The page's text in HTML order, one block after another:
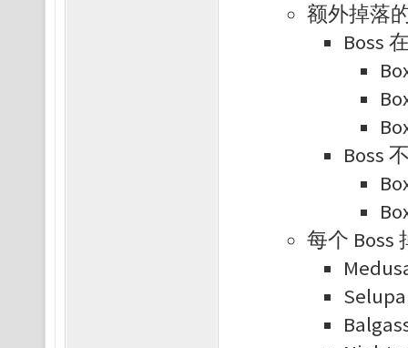
额外掉落
Boss
Boss
每个 Boss